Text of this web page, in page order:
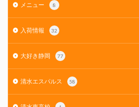
メニュー 8
入荷情報 32
大好き静岡 77
清水エスパルス 58